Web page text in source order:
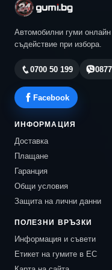
Автомобилни гуми
съдействие при избора.
0700 50 199
Facebook
ИНФОРМАЦИЯ
Доставка
Плащане
Гаранция
Общи условия
Защита на лични данни
ПОЛЕЗНИ ВРЪЗКИ
Информация и съвети
Етикет на гумите в ЕС